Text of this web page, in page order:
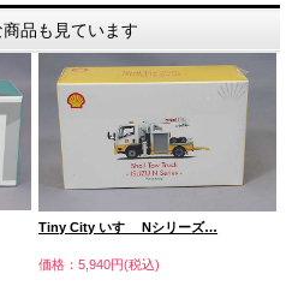
品も見ています
Tiny City いすゞ Nシリーズ…
価格：5,940円(税込)